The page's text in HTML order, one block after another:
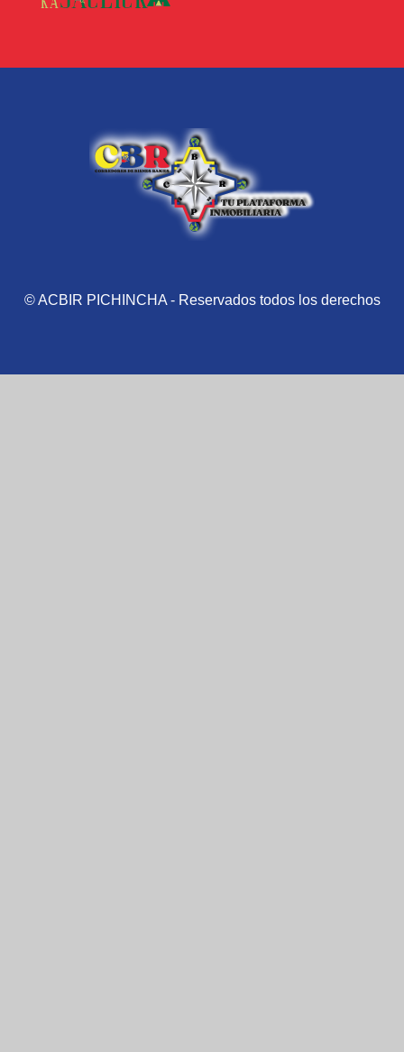
© ACBIR PICHINCHA - Reservados todos los derechos